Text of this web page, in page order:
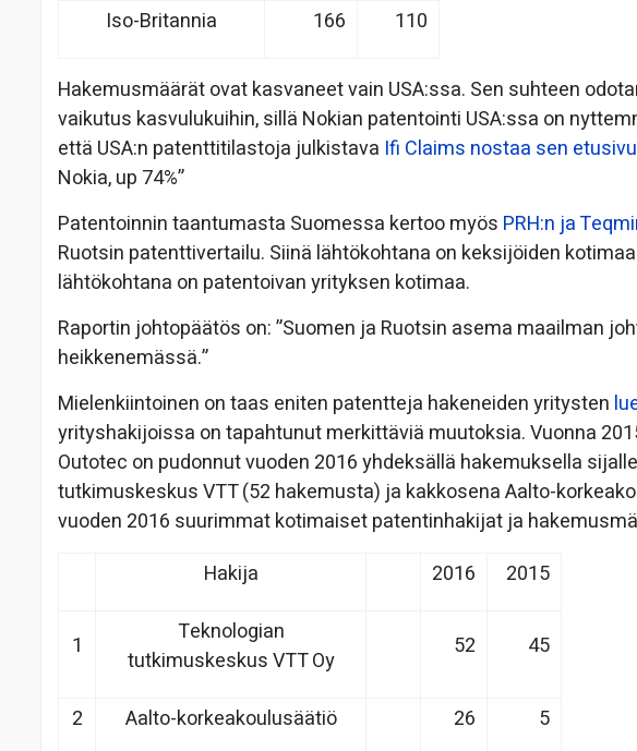
Iso-Britannia
166 110
Hakemusmäärät ovat kasvaneet vain USA:ssa. Sen suhteen
vaikutus kasvulukuihin, sillä Nokian patentointi USA:ssa on
että USA:n patenttitilastoja julkistava Ifi Claims nostaa sen
Nokia, up 74%”
Patentoinnin taantumasta Suomessa kertoo myös PRH:n ja
Ruotsin patenttivertailu. Siinä lähtökohtana on keksijöiden
lähtökohtana on patentoivan yrityksen kotimaa.
Raportin johtopäätös on: ”Suomen ja Ruotsin asema maailman
heikkenemässä.”
Mielenkiintoinen on taas eniten patentteja hakeneiden yritysten
yrityshakijoissa on tapahtunut merkittäviä muutoksia. Vuonna
Outotec on pudonnut vuoden 2016 yhdeksällä hakemuksella
tutkimuskeskus VTT (52 hakemusta) ja kakkosena Aalto-
vuoden 2016 suurimmat kotimaiset patentinhakijat ja
Hakija
2016 2015
1
Teknologian
tutkimuskeskus VTT Oy
52 45
2 Aalto-korkeakoulusäätiö 26
5